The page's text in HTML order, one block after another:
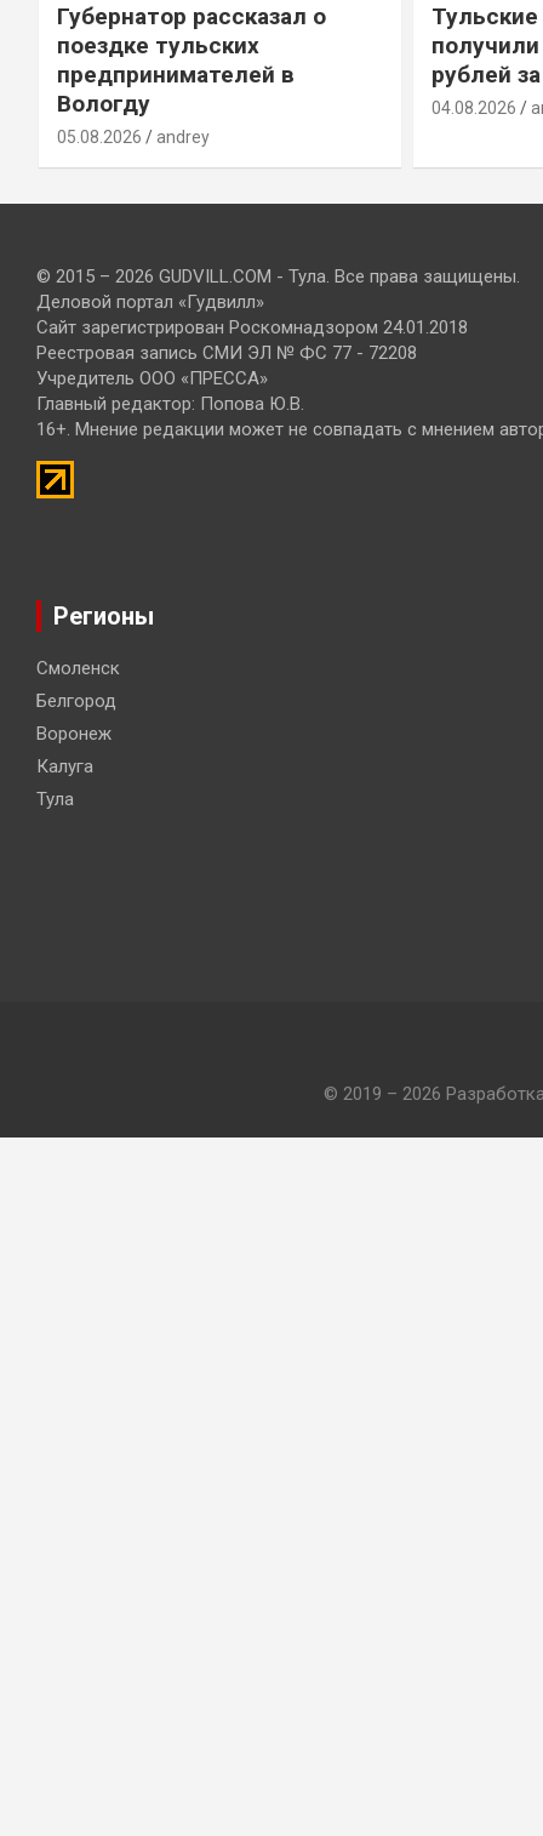
Губернатор рассказал о
поездке тульских
предпринимателей в
Вологду
05.08.2026 andrey
рублей
04.08.2026
© 2015 – 2026 GUDVILL.COM - Тула. Все права защищены.
Деловой портал «Гудвилл»
Сайт зарегистрирован Роскомнадзором 24.01.2018
Реестровая запись СМИ ЭЛ № ФС 77 - 72208
Учредитель ООО «ПРЕССА»
Главный редактор: Попова Ю.В.
16+. Мнение редакции может не совпадать с мнением
Регионы
Смоленск
Белгород
Воронеж
Калуга
Тула
© 2019 – 2026